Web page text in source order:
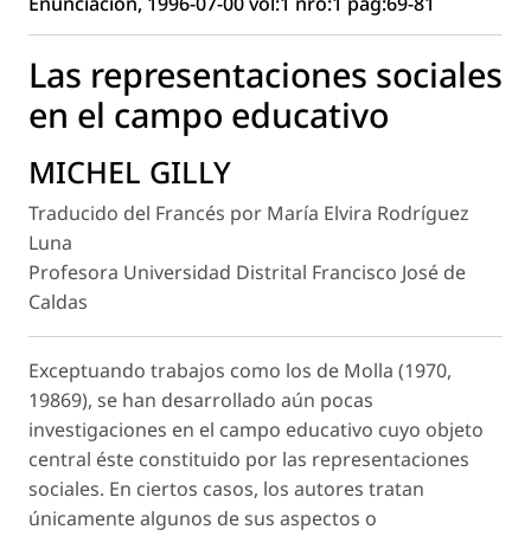
Las representaciones sociales
en el campo educativo
MICHEL GILLY
Traducido del Francés por María Elvira Rodríguez
Luna
Profesora Universidad Distrital Francisco José de
Caldas
Exceptuando trabajos como los de Molla (1970,
19869), se han desarrollado aún pocas
investigaciones en el campo educativo cuyo objeto
central éste constituido por las representaciones
sociales. En ciertos casos, los autores tratan
únicamente algunos de sus aspectos o